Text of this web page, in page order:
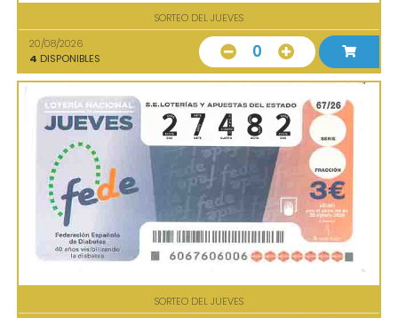
SORTEO DEL JUEVES
20/08/2026
4 DISPONIBLES 0
SORTEO DEL JUEVES